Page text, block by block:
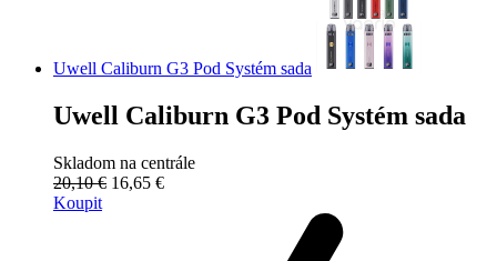
Uwell Caliburn G3 Pod Systém sada
Uwell Caliburn G3 Pod Systém sada
Skladom na centrále
20,10 € 16,65 €
Koupit